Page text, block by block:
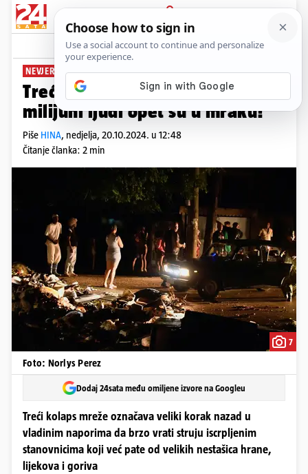
PRIJAVA
News Komentari
NEVJEROJATNO
Treći put nestala struja na Kubi,
milijuni ljudi opet su u mraku!
Piše HINA, nedjelja, 20.10.2024. u 12:48
Čitanje članka: 2 min
7
Foto: Norlys Perez
Dodaj 24sata među omiljene izvore na Googleu
Treći kolaps mreže označava veliki korak nazad u
vladinim naporima da brzo vrati struju iscrpljenim
stanovnicima koji već pate od velikih nestašica hrane,
lijekova i goriva